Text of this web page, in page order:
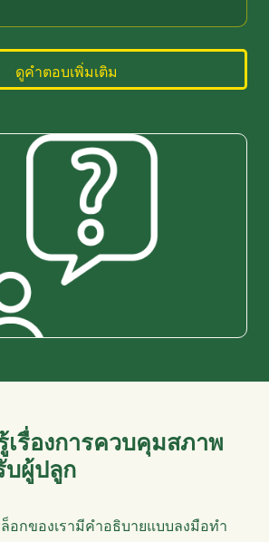
ดูคำตอบเพิ่มเติม
รื่องการควบคุมสภาพ
บผู้ปลูก
กของเรามีคำอธิบายแบบลงมือทำ